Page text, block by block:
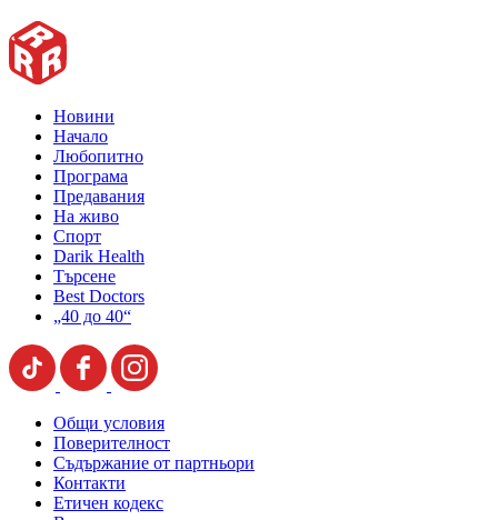
Новини
Начало
Любопитно
Програма
Предавания
На живо
Спорт
Darik Health
Търсене
Best Doctors
„40 до 40“
Общи условия
Поверителност
Съдържание от партньори
Контакти
Етичен кодекс